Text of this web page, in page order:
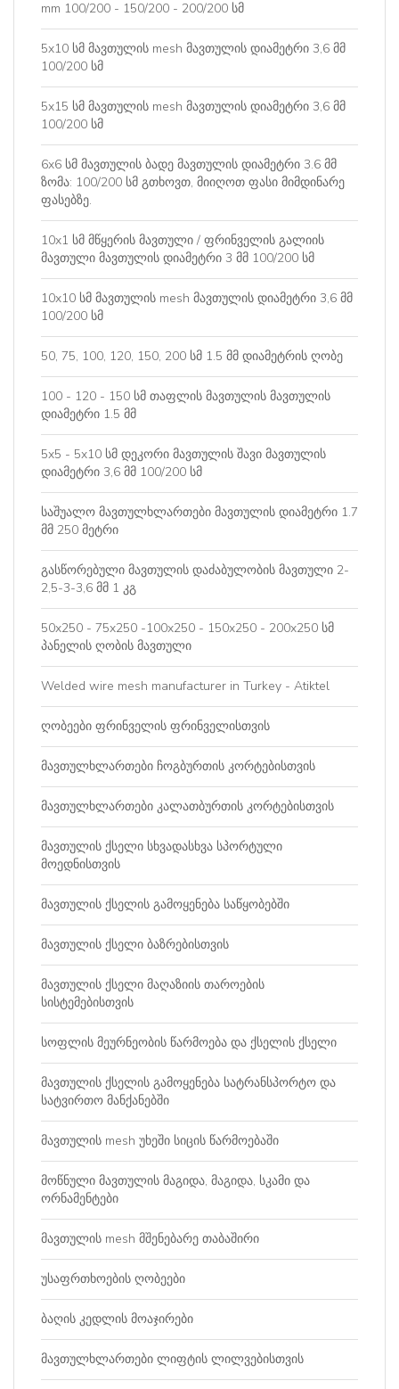
mm 100/200 - 150/200 - 200/200 სმ
5x10 სმ მავთულის mesh მავთულის დიამეტრი 3,6 მმ
100/200 სმ
5x15 სმ მავთულის mesh მავთულის დიამეტრი 3,6 მმ
100/200 სმ
6x6 სმ მავთულის ბადე მავთულის დიამეტრი 3.6 მმ
ზომა: 100/200 სმ გთხოვთ, მიიღოთ ფასი მიმდინარე
ფასებზე.
10x1 სმ მწყერის მავთული / ფრინველის გალიის
მავთული მავთულის დიამეტრი 3 მმ 100/200 სმ
10x10 სმ მავთულის mesh მავთულის დიამეტრი 3,6 მმ
100/200 სმ
50, 75, 100, 120, 150, 200 სმ 1.5 მმ დიამეტრის ღობე
100 - 120 - 150 სმ თაფლის მავთულის მავთულის
დიამეტრი 1.5 მმ
5x5 - 5x10 სმ დეკორი მავთულის შავი მავთულის
დიამეტრი 3,6 მმ 100/200 სმ
საშუალო მავთულხლართები მავთულის დიამეტრი 1.7
მმ 250 მეტრი
გასწორებული მავთულის დაძაბულობის მავთული 2-
2,5-3-3,6 მმ 1 კგ
50x250 - 75x250 -100x250 - 150x250 - 200x250 სმ
პანელის ღობის მავთული
Welded wire mesh manufacturer in Turkey - Atiktel
ღობეები ფრინველის ფრინველისთვის
მავთულხლართები ჩოგბურთის კორტებისთვის
მავთულხლართები კალათბურთის კორტებისთვის
მავთულის ქსელი სხვადასხვა სპორტული
მოედნისთვის
მავთულის ქსელის გამოყენება საწყობებში
მავთულის ქსელი ბაზრებისთვის
მავთულის ქსელი მაღაზიის თაროების
სისტემებისთვის
სოფლის მეურნეობის წარმოება და ქსელის ქსელი
მავთულის ქსელის გამოყენება სატრანსპორტო და
სატვირთო მანქანებში
მავთულის mesh უხეში სიცის წარმოებაში
მოწნული მავთულის მაგიდა, მაგიდა, სკამი და
ორნამენტები
მავთულის mesh მშენებარე თაბაშირი
უსაფრთხოების ღობეები
ბაღის კედლის მოაჯირები
მავთულხლართები ლიფტის ლილვებისთვის